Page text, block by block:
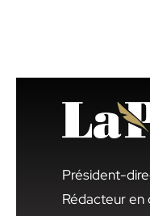
Président-
Rédacteur en